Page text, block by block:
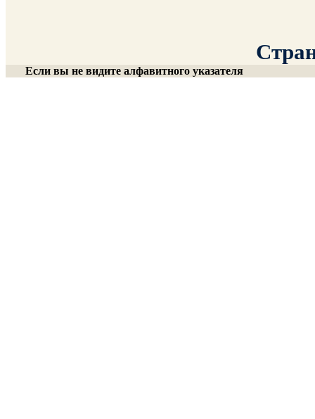
Если вы не видите алфавитного указателя